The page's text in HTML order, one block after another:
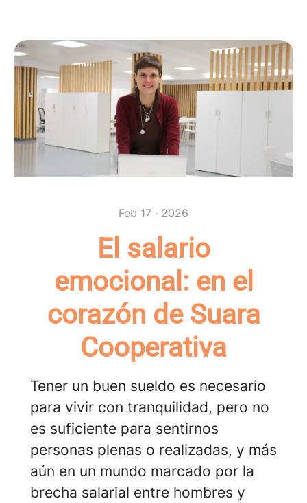
Feb 17 · 2026
El salario
emocional: en el
corazón de Suara
Cooperativa
Tener un buen sueldo es necesario
para vivir con tranquilidad, pero no
es suficiente para sentirnos
personas plenas o realizadas, y más
aún en un mundo marcado por la
brecha salarial entre hombres y